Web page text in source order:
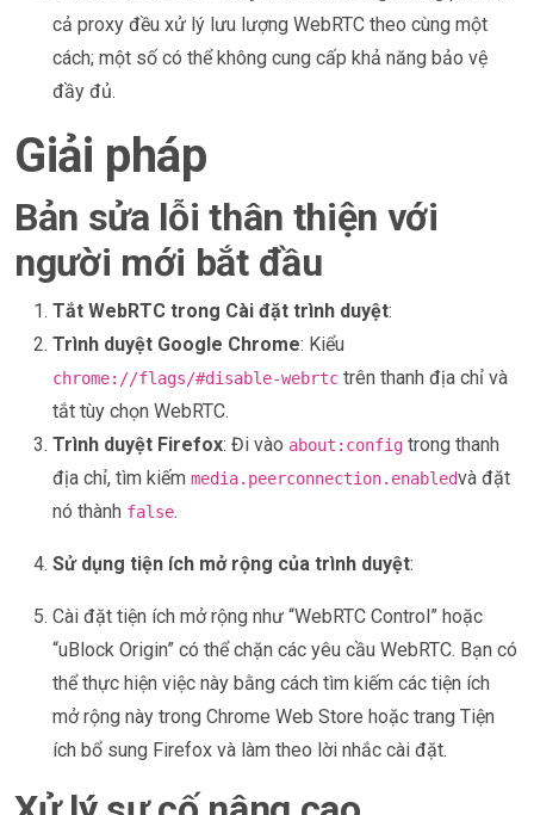
cả proxy đều xử lý lưu lượng WebRTC theo cùng một
cách; một số có thể không cung cấp khả năng bảo vệ
đầy đủ.
Giải pháp
Bản sửa lỗi thân thiện với
người mới bắt đầu
Tắt WebRTC trong Cài đặt trình duyệt:
Trình duyệt Google Chrome: Kiểu
chrome://flags/#disable-webrtc trên thanh địa chỉ và
tắt tùy chọn WebRTC.
Trình duyệt Firefox: Đi vào about:config trong thanh
địa chỉ, tìm kiếm media.peerconnection.enabledvà đặt
nó thành false.
Sử dụng tiện ích mở rộng của trình duyệt:
Cài đặt tiện ích mở rộng như “WebRTC Control” hoặc
“uBlock Origin” có thể chặn các yêu cầu WebRTC. Bạn có
thể thực hiện việc này bằng cách tìm kiếm các tiện ích
mở rộng này trong Chrome Web Store hoặc trang Tiện
ích bổ sung Firefox và làm theo lời nhắc cài đặt.